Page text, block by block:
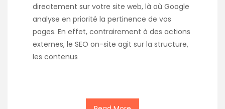
directement sur votre site web, là où Google
analyse en priorité la pertinence de vos
pages. En effet, contrairement à des actions
externes, le SEO on-site agit sur la structure,
les contenus